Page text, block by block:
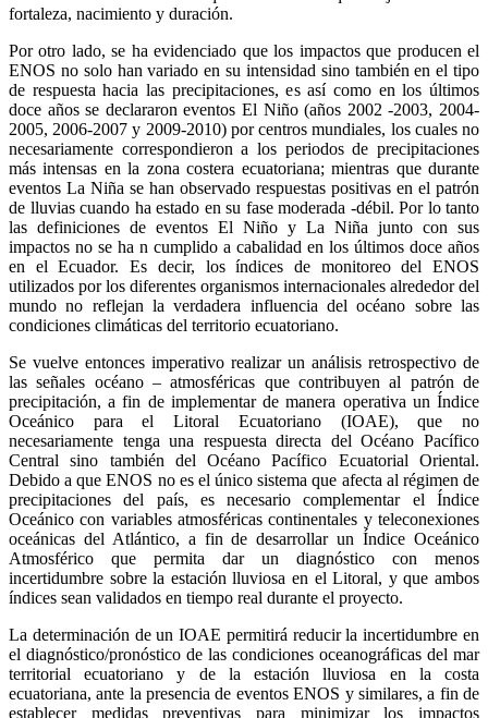
fortaleza, nacimiento y duración.
Por otro lado, se ha evidenciado que los impactos que producen el
ENOS no solo han variado en su intensidad sino también en el tipo
de respuesta hacia las precipitaciones, es así como en los últimos
doce años se declararon eventos El Niño (años 2002 -2003, 2004-
2005, 2006-2007 y 2009-2010) por centros mundiales, los cuales no
necesariamente correspondieron a los periodos de precipitaciones
más intensas en la zona costera ecuatoriana; mientras que durante
eventos La Niña se han observado respuestas positivas en el patrón
de lluvias cuando ha estado en su fase moderada -débil. Por lo tanto
las definiciones de eventos El Niño y La Niña junto con sus
impactos no se ha n cumplido a cabalidad en los últimos doce años
en el Ecuador. Es decir, los índices de monitoreo del ENOS
utilizados por los diferentes organismos internacionales alrededor del
mundo no reflejan la verdadera influencia del océano sobre las
condiciones climáticas del territorio ecuatoriano.
Se vuelve entonces imperativo realizar un análisis retrospectivo de
las señales océano – atmosféricas que contribuyen al patrón de
precipitación, a fin de implementar de manera operativa un Índice
Oceánico para el Litoral Ecuatoriano (IOAE), que no
necesariamente tenga una respuesta directa del Océano Pacífico
Central sino también del Océano Pacífico Ecuatorial Oriental.
Debido a que ENOS no es el único sistema que afecta al régimen de
precipitaciones del país, es necesario complementar el Índice
Oceánico con variables atmosféricas continentales y teleconexiones
oceánicas del Atlántico, a fin de desarrollar un Índice Oceánico
Atmosférico que permita dar un diagnóstico con menos
incertidumbre sobre la estación lluviosa en el Litoral, y que ambos
índices sean validados en tiempo real durante el proyecto.
La determinación de un IOAE permitirá reducir la incertidumbre en
el diagnóstico/pronóstico de las condiciones oceanográficas del mar
territorial ecuatoriano y de la estación lluviosa en la costa
ecuatoriana, ante la presencia de eventos ENOS y similares, a fin de
establecer medidas preventivas para minimizar los impactos